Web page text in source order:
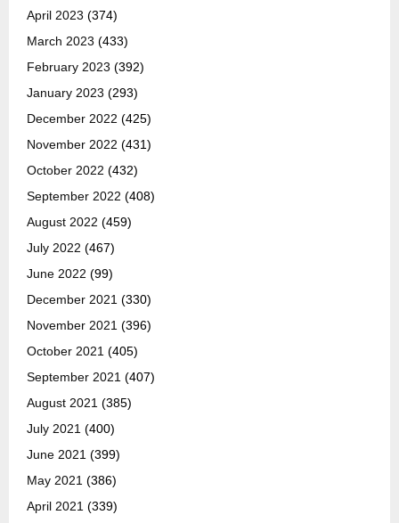
April 2023 (374)
March 2023 (433)
February 2023 (392)
January 2023 (293)
December 2022 (425)
November 2022 (431)
October 2022 (432)
September 2022 (408)
August 2022 (459)
July 2022 (467)
June 2022 (99)
December 2021 (330)
November 2021 (396)
October 2021 (405)
September 2021 (407)
August 2021 (385)
July 2021 (400)
June 2021 (399)
May 2021 (386)
April 2021 (339)